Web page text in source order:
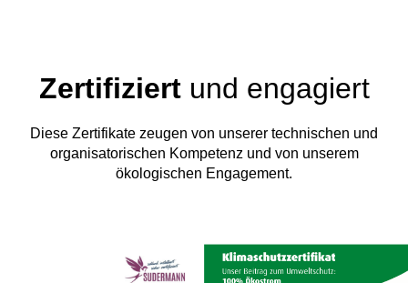
Zertifiziertund engagiert
Diese Zertifikate zeugen von unserer technischen und
organisatorischen Kompetenz und von unserem
ökologischen Engagement.